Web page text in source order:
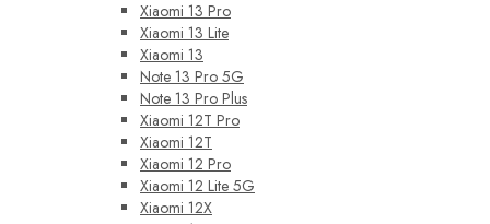
Xiaomi 13 Pro
Xiaomi 13 Lite
Xiaomi 13
Note 13 Pro 5G
Note 13 Pro Plus
Xiaomi 12T Pro
Xiaomi 12T
Xiaomi 12 Pro
Xiaomi 12 Lite 5G
Xiaomi 12X